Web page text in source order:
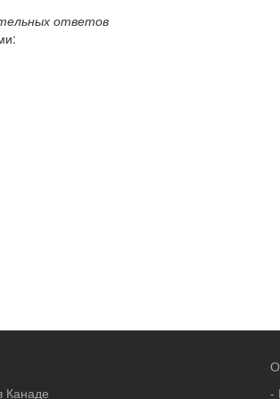
ответов
Канаде
-